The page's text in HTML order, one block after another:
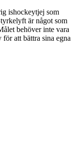
ishockeytjej som
är något som
behöver inte vara
att bättra sina egna